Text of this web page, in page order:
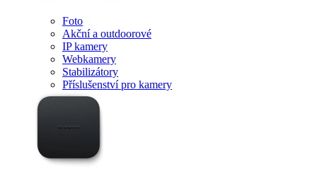
Foto
Akční a outdoorové
IP kamery
Webkamery
Stabilizátory
Příslušenství pro kamery